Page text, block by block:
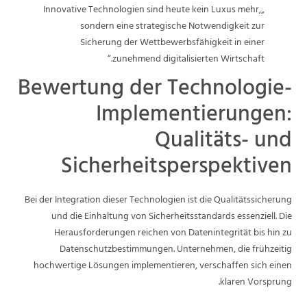
„Innovative Technologien sind heute kein Luxus mehr,
sondern eine strategische Notwendigkeit zur
Sicherung der Wettbewerbsfähigkeit in einer
zunehmend digitalisierten Wirtschaft.“
Bewertung der Technologie-
Implementierungen:
Qualitäts- und
Sicherheitsperspektiven
Bei der Integration dieser Technologien ist die Qualitätssicherung
und die Einhaltung von Sicherheitsstandards essenziell. Die
Herausforderungen reichen von Datenintegrität bis hin zu
Datenschutzbestimmungen. Unternehmen, die frühzeitig
hochwertige Lösungen implementieren, verschaffen sich einen
klaren Vorsprung.